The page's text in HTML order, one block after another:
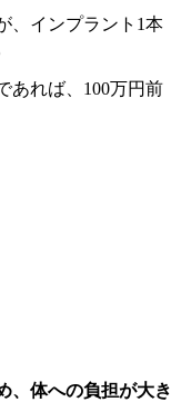
、インプラント1本
あれば、100万円前
、体への負担が大き